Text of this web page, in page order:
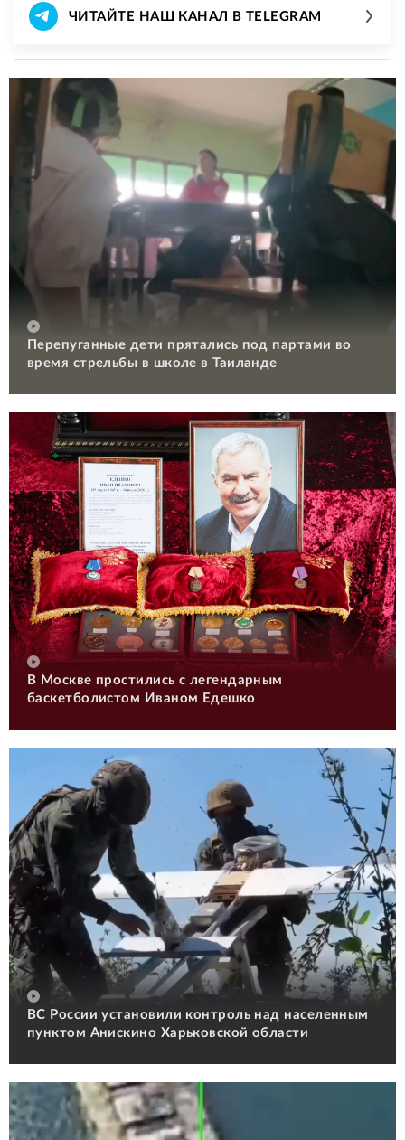
ЧИТАЙТЕ НАШ КАНАЛ В TELEGRAM
Перепуганные дети прятались под партами во
время стрельбы в школе в Таиланде
В Москве простились с легендарным
баскетболистом Иваном Едешко
ВС России установили контроль над населенным
пунктом Анискино Харьковской области